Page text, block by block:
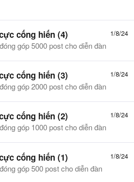
1/8/24
cống hiến (4)
góp 5000 post cho diễn đàn
1/8/24
cống hiến (3)
góp 2000 post cho diễn đàn
1/8/24
cống hiến (2)
góp 1000 post cho diễn đàn
1/8/24
cống hiến (1)
góp 500 post cho diễn đàn